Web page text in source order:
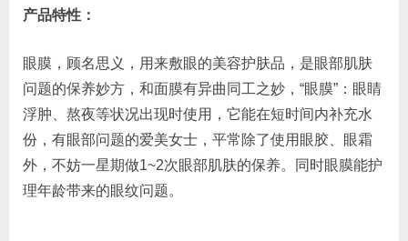
产品特性：
眼膜，顾名思义，用来敷眼的美容护肤品，是眼部肌肤
问题的保养妙方，和面膜有异曲同工之妙，“眼膜”：眼睛
浮肿、熬夜等状况出现时使用，它能在短时间内补充水
份，有眼部问题的爱美女士，平常除了使用眼胶、眼霜
外，不妨一星期做1~2次眼部肌肤的保养。同时眼膜能护
理年龄带来的眼纹问题。